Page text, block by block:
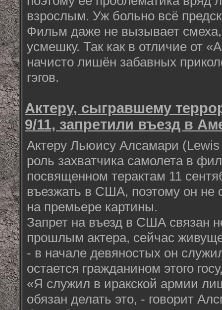
взрослым. Уж больно всё
Фильм даже не вызывает
усмешку. Так как в отличие от
начисто лишён забавных
гэгов.
Актеру, сыгравшему
9/11, запретили въезд в
Актеру Льюису Алсамари
роль захватчика самолета в
посвященном терактам 11
въезжать в США, поэтому он не
на премьере картины.
Запрет на въезд в США связан
прошлым актера, сейчас
- в начале девяностых он
остается гражданином этого
«Я служил в иракской армии
обязан делать это, - говорит